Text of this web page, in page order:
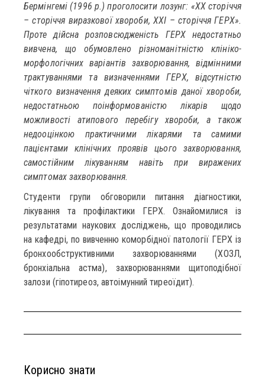
Бермінгемі (1996 р.) проголосити лозунг: «ХХ сторіччя
– сторіччя виразкової хвороби, ХХІ – сторіччя ГЕРХ».
Проте дійсна розповсюдженість ГЕРХ недостатньо
вивчена, що обумовлено різноманітністю клініко-
морфологічних варіантів захворювання, відмінними
трактуваннями та визначеннями ГЕРХ, відсутністю
чіткого визначення деяких симптомів даної хвороби,
недостатньою поінформованістю лікарів щодо
можливості атипового перебігу хвороби, а також
недооцінкою практичними лікарями та самими
пацієнтами клінічних проявів цього захворювання,
самостійним лікуванням навіть при виражених
симптомах захворювання.
Студенти групи обговорили питання діагностики,
лікування та профілактики ГЕРХ. Ознайомилися із
результатами наукових досліджень, що проводились
на кафедрі, по вивченню коморбідної патології ГЕРХ із
бронхообструктивними захворюваннями (ХОЗЛ,
бронхіальна астма), захворюваннями щитоподібної
залози (гіпотиреоз, автоімунний тиреоїдит).
Корисно знати